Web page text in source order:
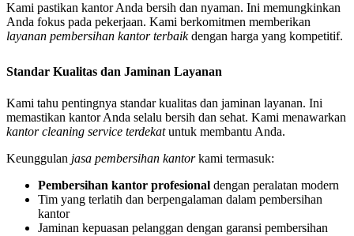
Kami pastikan kantor Anda bersih dan nyaman. Ini memungkinkan
Anda fokus pada pekerjaan. Kami berkomitmen memberikan
layanan pembersihan kantor terbaikdengan harga yang kompetitif.
Standar Kualitas dan Jaminan Layanan
Kami tahu pentingnya standar kualitas dan jaminan layanan. Ini
memastikan kantor Anda selalu bersih dan sehat. Kami menawarkan
kantor cleaning service terdekatuntuk membantu Anda.
Keunggulan jasa pembersihan kantorkami termasuk:
Pembersihan kantor profesional dengan peralatan modern
Tim yang terlatih dan berpengalaman dalam pembersihan
kantor
Jaminan kepuasan pelanggan dengan garansi pembersihan